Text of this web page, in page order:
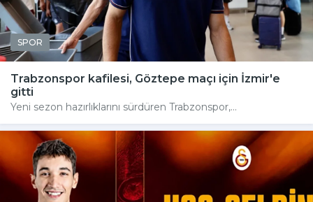
SPOR
Trabzonspor kafilesi, Göztepe maçı için İzmir'e
gitti
Yeni sezon hazırlıklarını sürdüren Trabzonspor,...